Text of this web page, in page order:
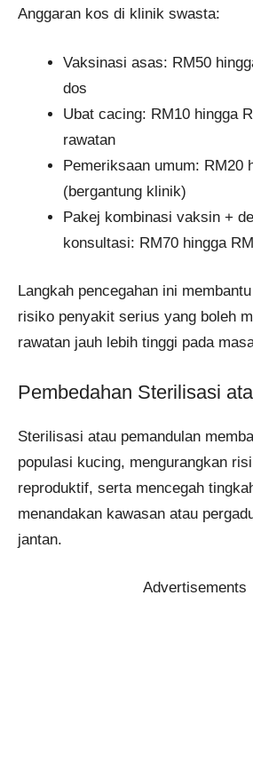
Anggaran kos di klinik swasta:
Vaksinasi asas: RM50
dos
Ubat cacing: RM10 hingga
rawatan
Pemeriksaan umum: RM20
(bergantung klinik)
Pakej kombinasi vaksin +
konsultasi: RM70 hingga
Langkah pencegahan ini
risiko penyakit serius yang boleh
rawatan jauh lebih tinggi pada
Pembedahan Sterilisasi
Sterilisasi atau pemandulan
populasi kucing, mengurangkan
reproduktif, serta mencegah
menandakan kawasan atau
jantan.
Advertisements